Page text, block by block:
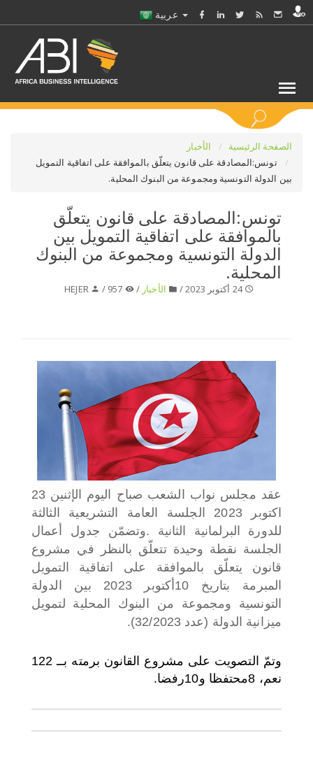
حدد ملفا
حدد الفرع
الصفحة الرئيسية
الأخبار
تونس:المصادقة على قانون يتعلّق بالموافقة على اتفاقية التمويل
بين الدولة التونسية ومجموعة من البنوك المحلية.
تونس:المصادقة على قانون يتعلّق
بالموافقة على اتفاقية التمويل بين
الدولة التونسية ومجموعة من البنوك
المحلية.
24 أكتوبر 2023 / الأخبار /
HEJER
عقد مجلس نواب الشعب صباح اليوم الإثنين 23
اكتوبر 2023 الجلسة العامة التشريعية الثالثة
للدورة البرلمانية الثانية .وتضمّن جدول أعمال
الجلسة نقطة وحيدة تتعلّق بالنظر في مشروع
قانون يتعلّق بالموافقة على اتفاقية التمويل
المبرمة بتاريخ 10أكتوبر 2023 بين الدولة
التونسية ومجموعة من البنوك المحلية لتمويل
ميزانية الدولة (عدد 32/2023).
وتمّ التصويت على مشروع القانون برمته بــ 122
نعم، 8محتفظا و10رفضا.